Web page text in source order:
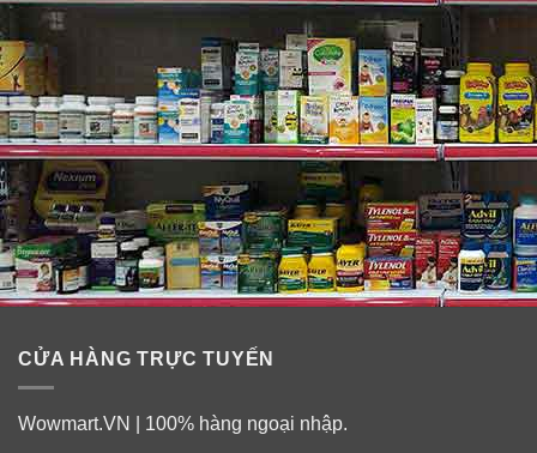
Thành phần viên uống bổ sung Vitamin D3
từ Nature Made Vitamin D3 1000IU
Mỗi viên chứa : Vitamin D3 25mcg (1000 IU).
CỬA HÀNG TRỰC TUYẾN
Wowmart.VN | 100% hàng ngoại nhập.